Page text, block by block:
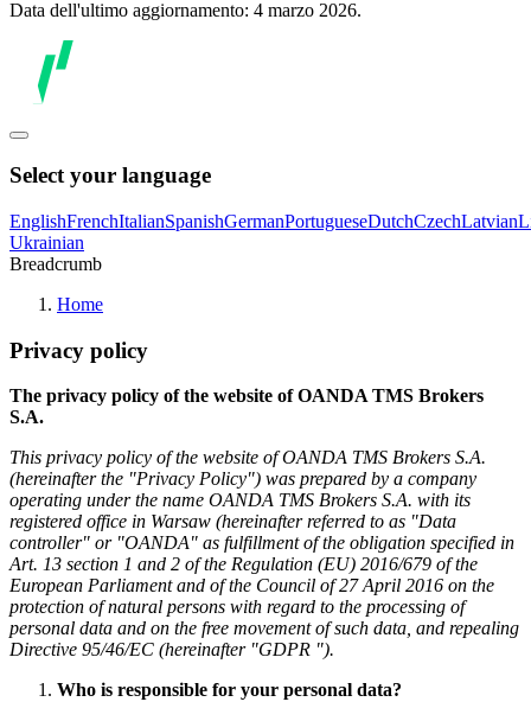
Data dell'ultimo aggiornamento: 4 marzo 2026.
Select your language
EnglishFrenchItalianSpanishGermanPortugueseDutchCzechLatvian
Ukrainian
Breadcrumb
Home
Privacy policy
The privacy policy of the website of OANDA TMS Brokers
S.A.
This privacy policy of the website of OANDA TMS Brokers S.A.
(hereinafter the "Privacy Policy") was prepared by a company
operating under the name OANDA TMS Brokers S.A. with its
registered office in Warsaw (hereinafter referred to as "Data
controller" or "OANDA" as fulfillment of the obligation specified in
Art. 13 section 1 and 2 of the Regulation (EU) 2016/679 of the
European Parliament and of the Council of 27 April 2016 on the
protection of natural persons with regard to the processing of
personal data and on the free movement of such data, and repealing
Directive 95/46/EC (hereinafter "GDPR ").
Who is responsible for your personal data?